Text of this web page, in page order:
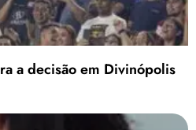
a decisão em Divinópolis